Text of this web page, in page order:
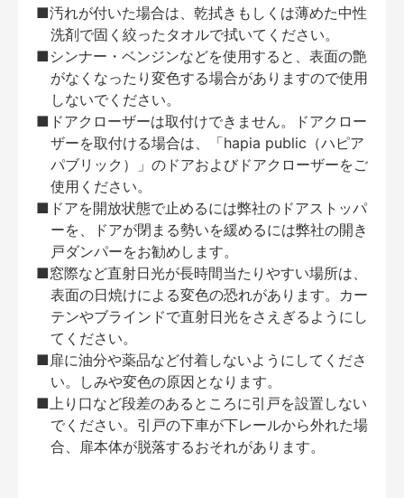
■汚れが付いた場合は、乾拭きもしくは薄めた中性
洗剤で固く絞ったタオルで拭いてください。
■シンナー・ベンジンなどを使用すると、表面の艶
がなくなったり変色する場合がありますので使用
しないでください。
■ドアクローザーは取付けできません。ドアクロー
ザーを取付ける場合は、「hapia public（ハピア
パブリック）」のドアおよびドアクローザーをご
使用ください。
■ドアを開放状態で止めるには弊社のドアストッパ
ーを、ドアが閉まる勢いを緩めるには弊社の開き
戸ダンパーをお勧めします。
■窓際など直射日光が長時間当たりやすい場所は、
表面の日焼けによる変色の恐れがあります。カー
テンやブラインドで直射日光をさえぎるようにし
てください。
■扉に油分や薬品など付着しないようにしてくださ
い。しみや変色の原因となります。
■上り口など段差のあるところに引戸を設置しない
でください。引戸の下車が下レールから外れた場
合、扉本体が脱落するおそれがあります。